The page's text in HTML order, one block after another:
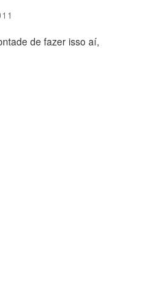
de fazer isso aí,